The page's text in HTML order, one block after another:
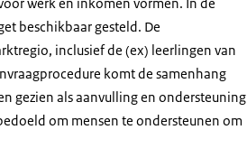
beschikbaar gesteld. De
inclusief de (ex) leerlingen van
komt de samenhang
gezien als aanvulling en ondersteuning
om mensen te ondersteunen om